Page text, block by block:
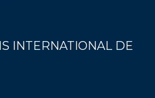
INTERNATIONAL DE